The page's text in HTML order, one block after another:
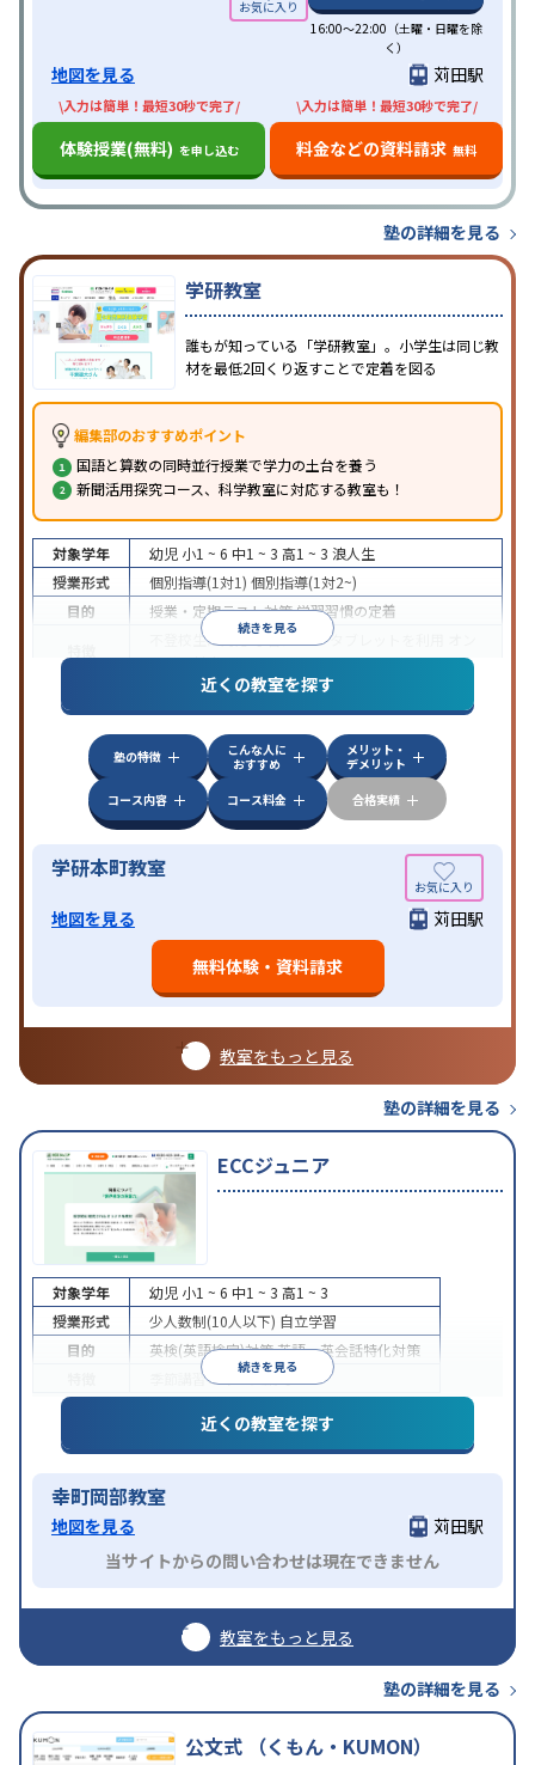
16:00〜22:00（土曜・日曜を除
く）
地図を見る 苅田駅
\入力は簡単！最短30秒で完了/
体験授業(無料) を申し込む
\入力は簡単！最短30秒で完了/
料金などの資料請求 無料
塾の詳細を見る
学研教室
誰もが知っている「学研教室」。小学生は同じ教
材を最低2回くり返すことで定着を図る
編集部のおすすめポイント
国語と算数の同時並行授業で学力の土台を養う
新聞活用探究コース、科学教室に対応する教室も！
続きを見る
対象学年 幼児 小1 ~ 6 中1 ~ 3 高1 ~ 3 浪人生
授業形式
個別指導(1対1) 個別指導(1対2~)
目的
授業・定期テスト対策学習習慣の定着
不登校生に対応学習にPC・タブレットを利用
ライン対応
近くの教室を探す
塾の特徴
こんな人に
おすすめ
メリット・
デメリット
コース内容
コース料金 合格実績
学研本町教室
地図を見る
苅田駅
無料体験・資料請求
教室をもっと見る
塾の詳細を見る
ECCジュニア
続きを見る
対象学年 幼児 小1 ~ 6 中1 ~ 3 高1 ~ 3
授業形式
少人数制(10人以下) 自立学習
目的
英検(英語検定)対策英語・英会話特化対策
季節講習のみの受講可
近くの教室を探す
幸町岡部教室
地図を見る
苅田駅
当サイトからの問い合わせは現在できません
教室をもっと見る
塾の詳細を見る
公文式 （くもん・KUMON）